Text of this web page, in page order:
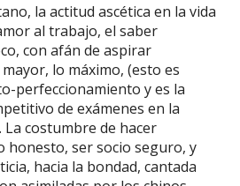
la actitud ascética en la vida
al trabajo, el saber
con afán de aspirar
lo máximo, (esto es
perfeccionamiento y es la
de exámenes en la
La costumbre de hacer
honesto, ser socio seguro, y
hacia la bondad, cantada